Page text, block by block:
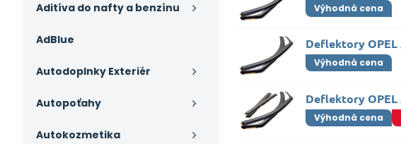
Výhodná cena
Deflektory OPEL
Výhodná cena
Deflektory OPEL
Výhodná cena
Aditíva do nafty a benzínu
AdBlue
Autodoplnky Exteriér
Autopoťahy
Autokozmetika